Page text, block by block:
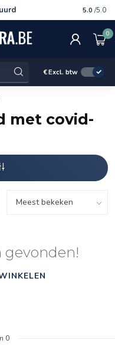
Gratis
5.0 /5.0
0
€Excl. btw
met covid-
0